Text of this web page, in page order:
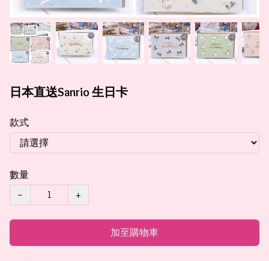
日本直送Sanrio 生日卡
款式
數量
−
+
加至購物車